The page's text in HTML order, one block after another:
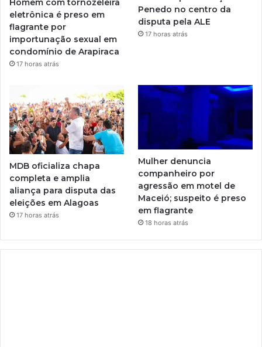
Homem com tornozeleira
eletrônica é preso em
flagrante por
importunação sexual em
condomínio de Arapiraca
17 horas atrás
Penedo no centro da
disputa pela ALE
17 horas atrás
MDB oficializa chapa
completa e amplia
aliança para disputa das
eleições em Alagoas
17 horas atrás
Mulher denuncia
companheiro por
agressão em motel de
Maceió; suspeito é preso
em flagrante
18 horas atrás